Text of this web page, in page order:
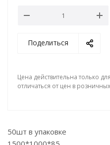
Поделиться
Цена действительна только
отличаться от цен в
50шт в упаковке